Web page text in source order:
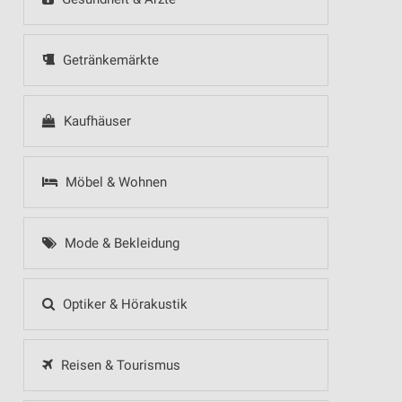
Getränkemärkte
Kaufhäuser
Möbel & Wohnen
Mode & Bekleidung
Optiker & Hörakustik
Reisen & Tourismus